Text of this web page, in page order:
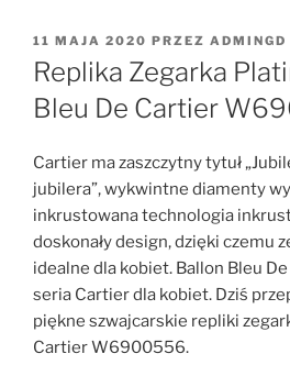
OPUBLIKOWANE
W
11 MAJA 2020 PRZEZ ADMINGD
Replika Zegarka
Bleu De Cartier
Cartier ma zaszczytny tytuł
jubilera”, wykwintne diamenty
inkrustowana technologia
doskonały design, dzięki czemu
idealne dla kobiet. Ballon Bleu
seria Cartier dla kobiet. Dziś
piękne szwajcarskie repliki
Cartier W6900556.